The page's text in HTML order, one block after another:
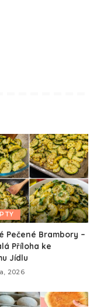
Pečené Brambory –
Příloha ke
Jídlu
2026